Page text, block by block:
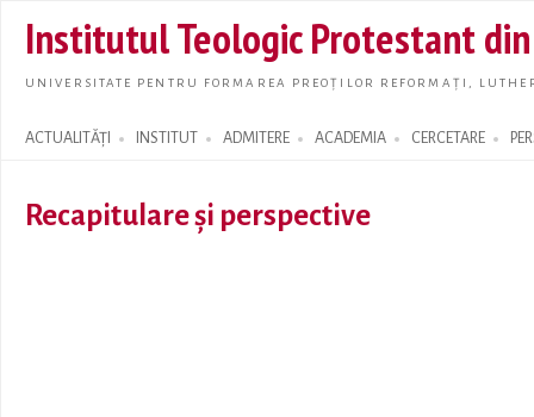
main
Institutul Teologic Protestant
UNIVERSITATE PENTRU FORMAREA PREOȚILOR REFORMAȚI,
ACTUALITĂȚI INSTITUT ADMITERE ACADEMIA CERCETARE
Search form
Recapitulare și perspective